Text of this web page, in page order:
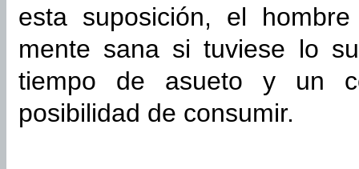
esta suposición, el
mente sana si tuviese lo
tiempo de asueto y un
posibilidad de consumir.